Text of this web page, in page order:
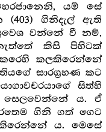
යම් සේ
(403) ගිනිදැල් ඇති
වන්නේ වී නම්,
කිසි පිහිටක්
කලකිරෙන්නේ
සාරග්‍ර‍හණ කට
සිත්හි
සෙලවෙන්නේ ය. ඒ
ගිනි ගත් ගෙට
ය. මෙසේ